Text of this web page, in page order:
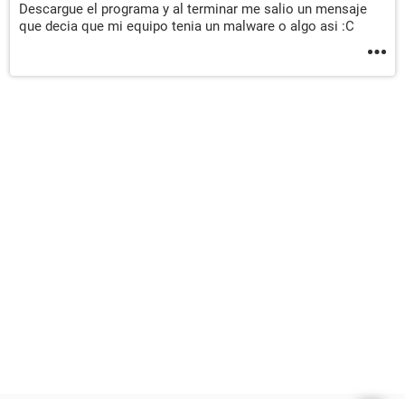
Descargue el programa y al terminar me salio un mensaje
que decia que mi equipo tenia un malware o algo asi :C